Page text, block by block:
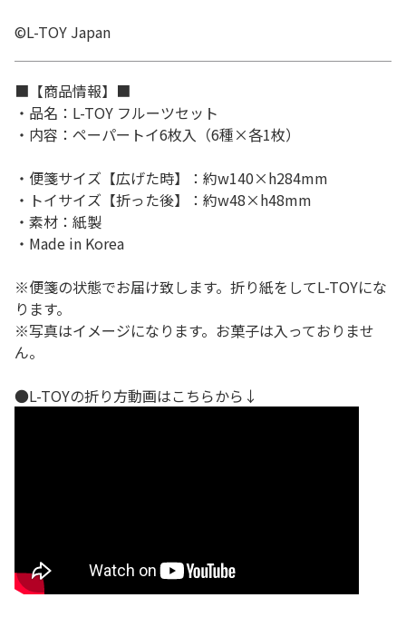
©L-TOY Japan
■【商品情報】■
・品名：L-TOY フルーツセット
・内容：ペーパートイ6枚入（6種×各1枚）
・便箋サイズ【広げた時】：約w140×h284mm
・トイサイズ【折った後】：約w48×h48mm
・素材：紙製
・Made in Korea
※便箋の状態でお届け致します。折り紙をしてL-TOYにな
ります。
※写真はイメージになります。お菓子は入っておりませ
ん。
●L-TOYの折り方動画はこちらから↓